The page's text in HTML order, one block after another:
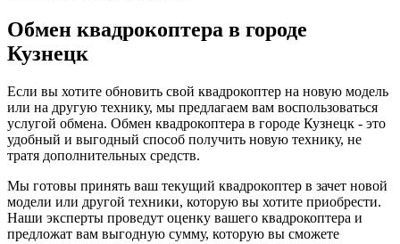
Обмен квадрокоптера в городе
Кузнецк
Если вы хотите обновить свой квадрокоптер на новую модель
или на другую технику, мы предлагаем вам воспользоваться
услугой обмена. Обмен квадрокоптера в городе Кузнецк - это
удобный и выгодный способ получить новую технику, не
тратя дополнительных средств.
Мы готовы принять ваш текущий квадрокоптер в зачет новой
модели или другой техники, которую вы хотите приобрести.
Наши эксперты проведут оценку вашего квадрокоптера и
предложат вам выгодную сумму, которую вы сможете